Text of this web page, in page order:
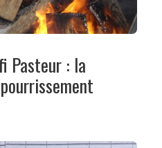
Pasteur : la